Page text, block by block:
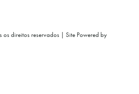
direitos reservados | Site Powered by